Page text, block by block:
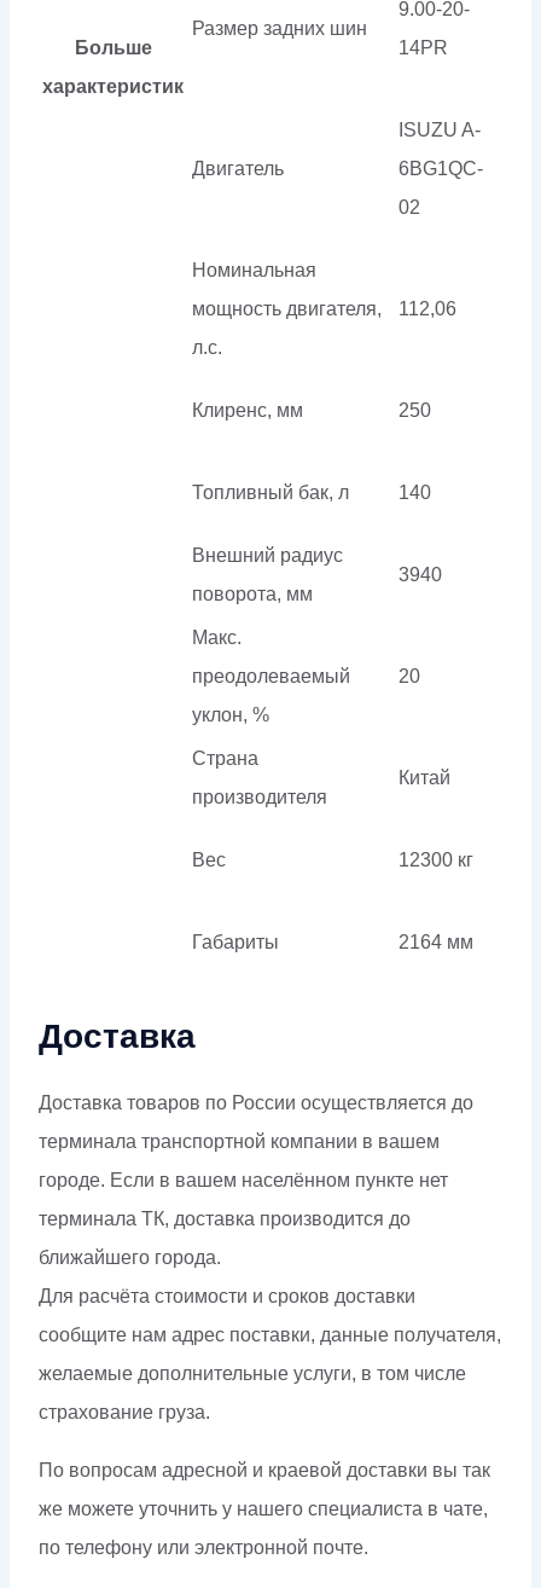
Больше
характеристик
Размер задних шин
9.00-20-
14PR
Двигатель
ISUZU A-
6BG1QC-
02
Номинальная
мощность двигателя,
л.с.
112,06
Клиренс, мм 250
Топливный бак, л 140
Внешний радиус
поворота, мм
3940
Макс.
преодолеваемый
уклон, %
20
Страна
производителя
Китай
Вес 12300 кг
Габариты 2164 мм
Доставка
Доставка товаров по России осуществляется до
терминала транспортной компании в вашем
городе. Если в вашем населённом пункте нет
терминала ТК, доставка производится до
ближайшего города.
Для расчёта стоимости и сроков доставки
сообщите нам адрес поставки, данные получателя,
желаемые дополнительные услуги, в том числе
страхование груза.
По вопросам адресной и краевой доставки вы так
же можете уточнить у нашего специалиста в чате,
по телефону или электронной почте.